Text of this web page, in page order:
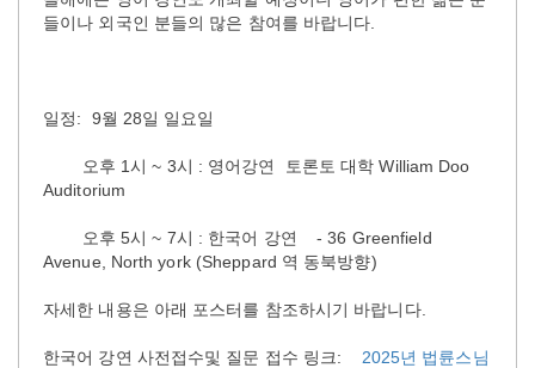
들이나 외국인 분들의 많은 참여를 바랍니다.
일정: 9월 28일 일요일
오후 1시 ~ 3시 : 영어강연 토론토 대학 William Doo
Auditorium
오후 5시 ~ 7시 : 한국어 강연 - 36 Greenfield
Avenue, North york (Sheppard 역 동북방향)
자세한 내용은 아래 포스터를 참조하시기 바랍니다.
한국어 강연 사전접수및 질문 접수 링크: 2025년 법륜스님